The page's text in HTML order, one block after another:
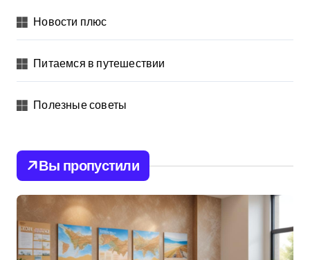
Новости плюс
Питаемся в путешествии
Полезные советы
Вы пропустили